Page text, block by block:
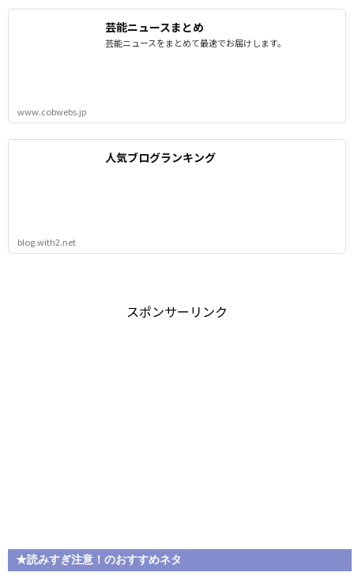
芸能ニュースまとめ
芸能ニュースをまとめて最速でお届けします。
www.cobwebs.jp
人気ブログランキング
blog.with2.net
スポンサーリンク
★読みすぎ注意！のおすすめネタ